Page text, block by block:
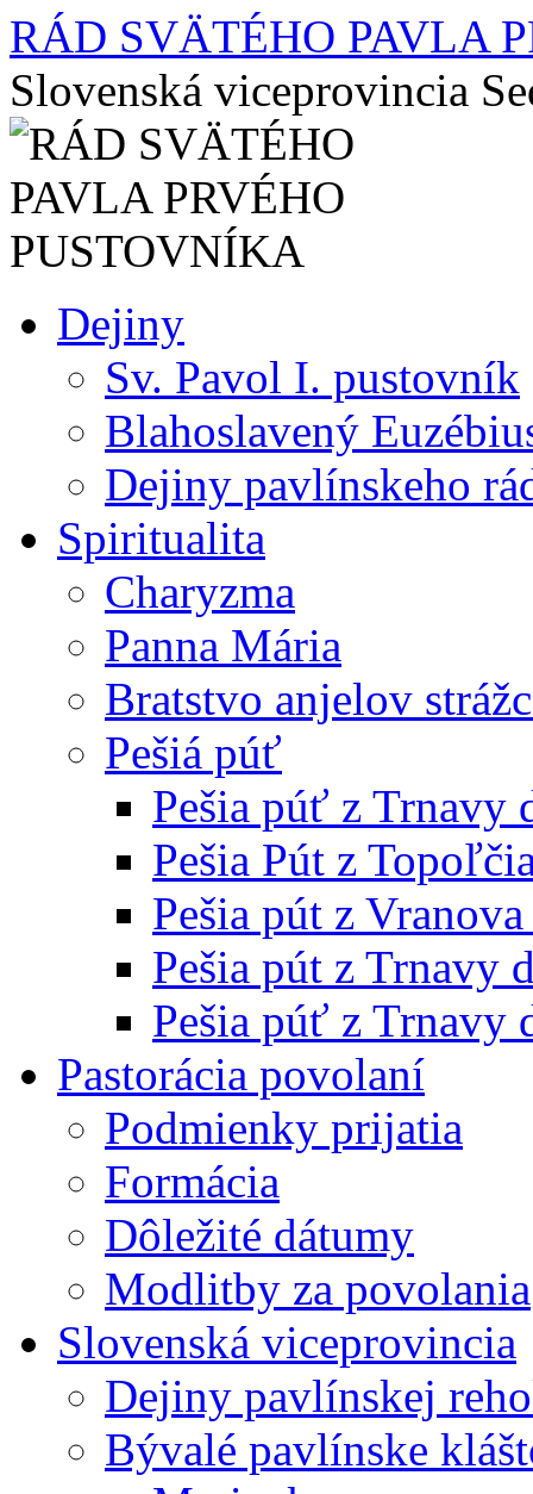
RÁD SVÄTÉHO PAVLA
Slovenská viceprovincia
Preskočiť
na
Dejiny
Sv. Pavol I. pustovník
Blahoslavený
Dejiny pavlínskeho
Spiritualita
Charyzma
Panna Mária
Bratstvo anjelov
Pešiá púť
Pešia púť z Trnavy
Pešia Pút z
Pešia pút z
Pešia pút z Trnavy
Pešia púť z Trnavy
Pastorácia povolaní
Podmienky prijatia
Formácia
Dôležité dátumy
Modlitby za povolania
Slovenská viceprovincia
Dejiny pavlínskej
Bývalé pavlínske